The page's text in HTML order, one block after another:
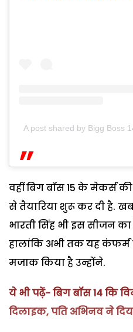
A post shared by Bigg Boss
वहीं बिग बॉस 15 के मेकर्स
से तैयारिया शुरू कर दी है.
भारती सिंह भी इस सीजन
हालांकि अभी तक यह कंफर्म
मजाक किया है उन्होंने.
ये भी पढ़ें- बिग बॉस 14 कि
दिलाइक, पति अभिनव ने